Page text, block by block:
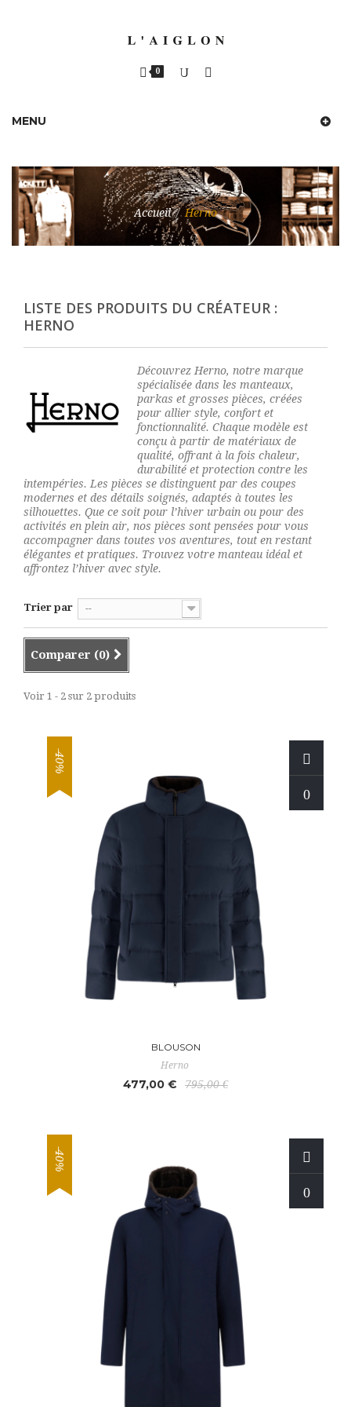
0
MENU
Accueil / Herno
LISTE DES PRODUITS DU CRÉATEUR :
HERNO
Découvrez Herno, notre marque
spécialisée dans les manteaux,
parkas et grosses pièces, créées
pour allier style, confort et
fonctionnalité. Chaque modèle est
conçu à partir de matériaux de
qualité, offrant à la fois chaleur,
durabilité et protection contre les
intempéries. Les pièces se distinguent par des coupes
modernes et des détails soignés, adaptés à toutes les
silhouettes. Que ce soit pour l’hiver urbain ou pour des
activités en plein air, nos pièces sont pensées pour vous
accompagner dans toutes vos aventures, tout en restant
élégantes et pratiques. Trouvez votre manteau idéal et
affrontez l’hiver avec style.
Trier par --
Comparer (0)
Voir 1 - 2 sur 2 produits
-40%
BLOUSON
Herno
477,00 € 795,00 €
-40%